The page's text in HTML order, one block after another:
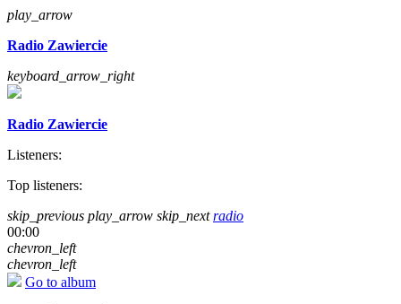
play_arrow
Radio Zawiercie
keyboard_arrow_right
Radio Zawiercie
Listeners:
Top listeners:
skip_previous play_arrow skip_next radio
00:00
chevron_left
chevron_left
Go to album